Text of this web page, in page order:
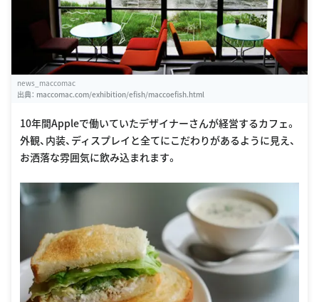
news_maccomac
出典： maccomac.com/exhibition/efish/maccoefish.html
10年間Appleで働いていたデザイナーさんが経営するカフェ。
外観、内装、ディスプレイと全てにこだわりがあるように見え、
お洒落な雰囲気に飲み込まれます。